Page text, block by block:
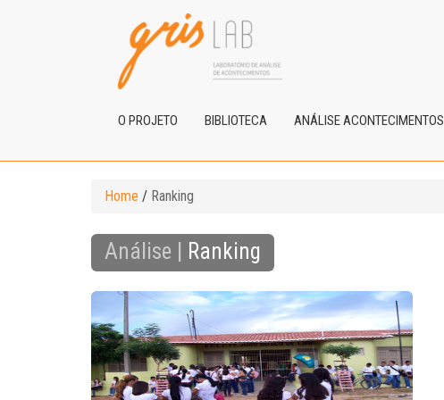
O PROJETO BIBLIOTECA ANÁLISE ACONTECIMENTOS
Home / Ranking
Análise | Ranking